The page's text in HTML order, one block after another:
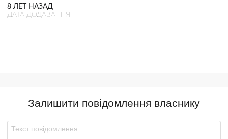
8 ЛЕТ НАЗАД
ДАТА ДОДАВАННЯ
Залишити повідомлення власнику